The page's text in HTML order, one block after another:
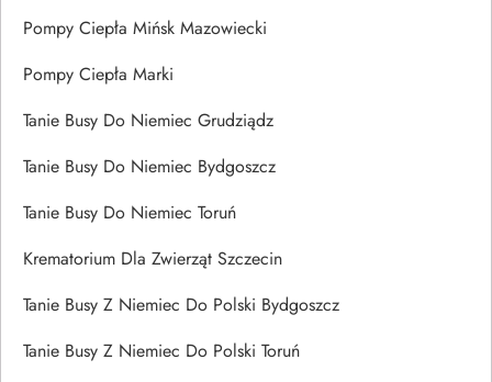
Pompy Ciepła Mińsk Mazowiecki
Pompy Ciepła Marki
Tanie Busy Do Niemiec Grudziądz
Tanie Busy Do Niemiec Bydgoszcz
Tanie Busy Do Niemiec Toruń
Krematorium Dla Zwierząt Szczecin
Tanie Busy Z Niemiec Do Polski Bydgoszcz
Tanie Busy Z Niemiec Do Polski Toruń